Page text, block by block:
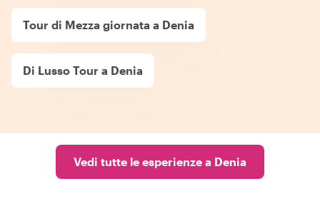
Tour di Mezza giornata a Denia
Di Lusso Tour a Denia
Vedi tutte le esperienze a Denia